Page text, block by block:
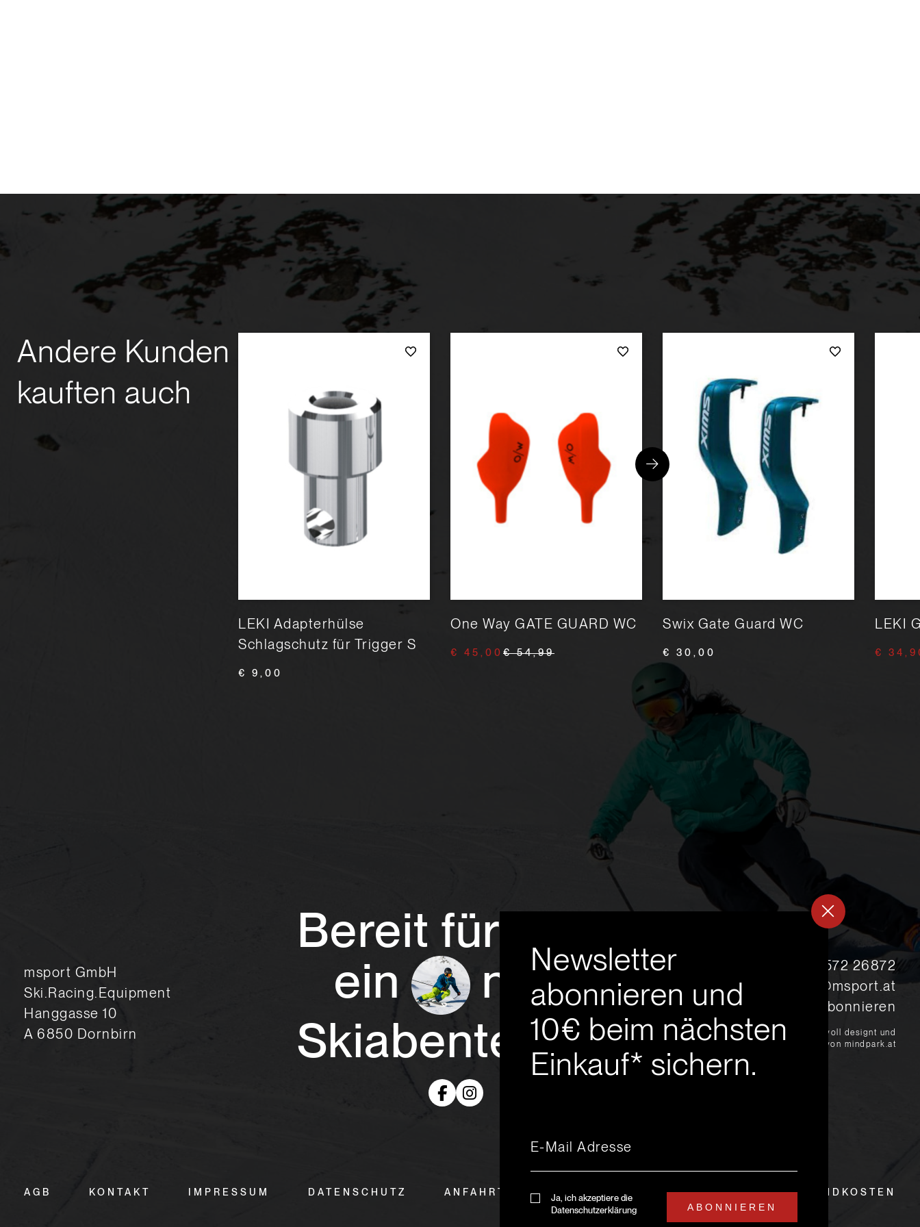
Andere Kunden
kauften auch
LEKI Adapterhülse
Schlagschutz für Trigger S
€ 9,00
One Way GATE GUARD WC
€ 45,00 € 54,99
Swix Gate Guard WC
€ 30,00
LEKI
€
msport GmbH
Ski.Racing.Equipment
Hanggasse 10
A 6850 Dornbirn
Bereit für
ein
neues
Skiabenteuer?
+43 5572 26872
msport@msport.at
Newsletter abonnieren
liebevoll designt und
programmiert von mindpark.at
AGB KONTAKT IMPRESSUM DATENSCHUTZ ANFAHRT & ÖFFNUNGSZEITEN LIEFER- UND VERSANDKOSTEN
Newsletter
abonnieren und
10€ beim nächsten
Einkauf* sichern.
Ja, ich akzeptiere die
Datenschutzerklärung
ABONNIEREN